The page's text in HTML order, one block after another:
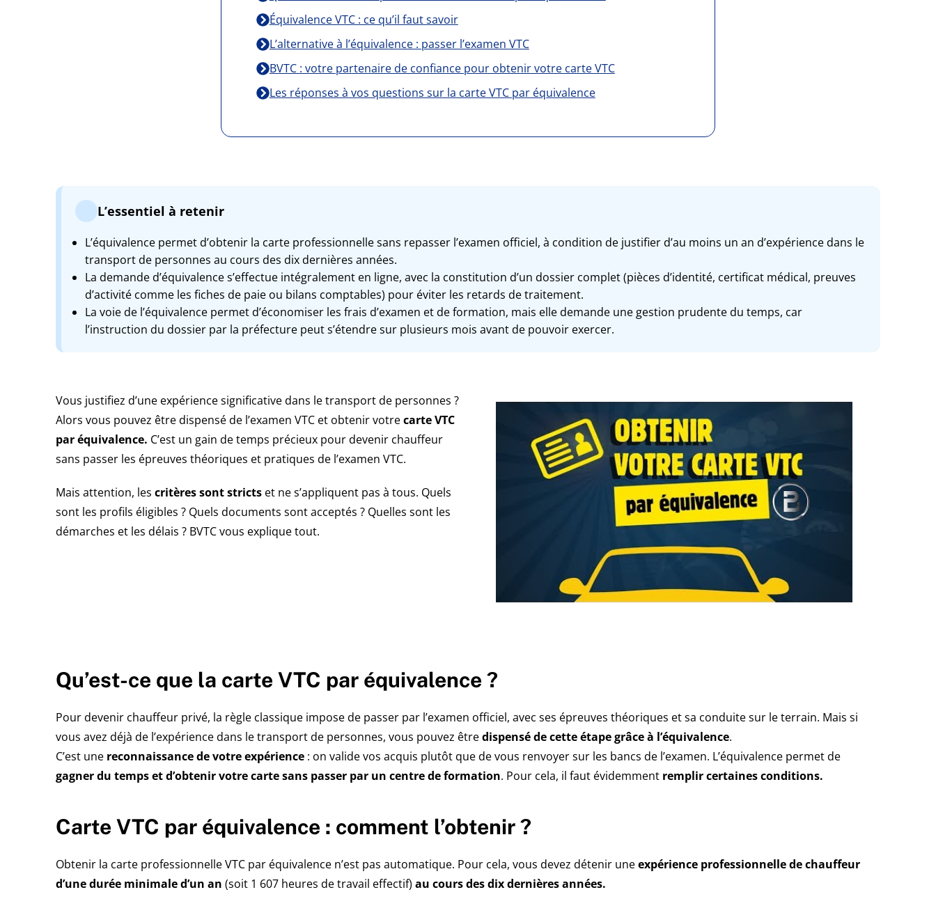
Équivalence VTC : ce qu’il faut savoir
L’alternative à l’équivalence : passer l’examen VTC
BVTC : votre partenaire de confiance pour obtenir votre carte VTC
Les réponses à vos questions sur la carte VTC par équivalence
L’essentiel à retenir
L’équivalence permet d’obtenir la carte professionnelle sans repasser l’examen officiel, à condition de justifier d’au moins un an d’expérience dans le
transport de personnes au cours des dix dernières années.
La demande d’équivalence s’effectue intégralement en ligne, avec la constitution d’un dossier complet (pièces d’identité, certificat médical, preuves
d’activité comme les fiches de paie ou bilans comptables) pour éviter les retards de traitement.
La voie de l’équivalence permet d’économiser les frais d’examen et de formation, mais elle demande une gestion prudente du temps, car
l’instruction du dossier par la préfecture peut s’étendre sur plusieurs mois avant de pouvoir exercer.
Vous justifiez d’une expérience significative dans le transport de personnes ?
Alors vous pouvez être dispensé de l’examen VTC et obtenir votrecarte VTC
par équivalence. C’est un gain de temps précieux pour devenir chauffeur
sans passer les épreuves théoriques et pratiques de l’examen VTC.
Mais attention, les critères sont stricts et ne s’appliquent pas à tous. Quels
sont les profils éligibles ? Quels documents sont acceptés ? Quelles sont les
démarches et les délais ? BVTC vous explique tout.
Qu’est-ce que la carte VTC par équivalence ?
Pour devenir chauffeur privé, la règle classique impose de passer par l’examen officiel, avec ses épreuves théoriques et sa conduite sur le terrain. Mais si
vous avez déjà de l’expérience dans le transport de personnes, vous pouvez êtredispensé de cette étape grâce à l’équivalence.
C’est une reconnaissance de votre expérience : on valide vos acquis plutôt que de vous renvoyer sur les bancs de l’examen. L’équivalence permet de
gagner du temps et d’obtenir votre carte sans passer par un centre de formation. Pour cela, il faut évidemment remplir certaines conditions.
Carte VTC par équivalence : comment l’obtenir ?
Obtenir la carte professionnelle VTC par équivalence n’est pas automatique. Pour cela, vous devez détenir uneexpérience professionnelle de chauffeur
d’une durée minimale d’un an (soit 1 607 heures de travail effectif) au cours des dix dernières années.